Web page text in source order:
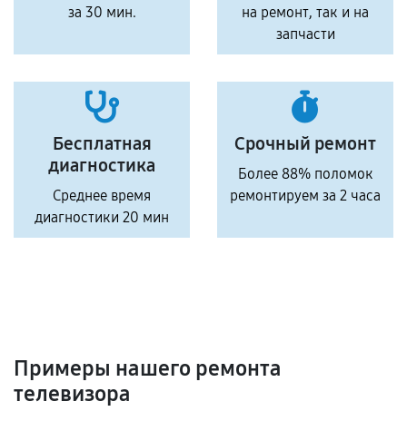
за 30 мин.
на ремонт, так и на
запчасти
Бесплатная
диагностика
Среднее время
диагностики 20 мин
Срочный ремонт
Более 88% поломок
ремонтируем за 2 часа
Примеры нашего ремонта
телевизора